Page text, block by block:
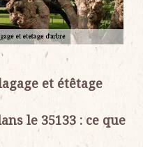
et étêtage
le 35133 : ce que